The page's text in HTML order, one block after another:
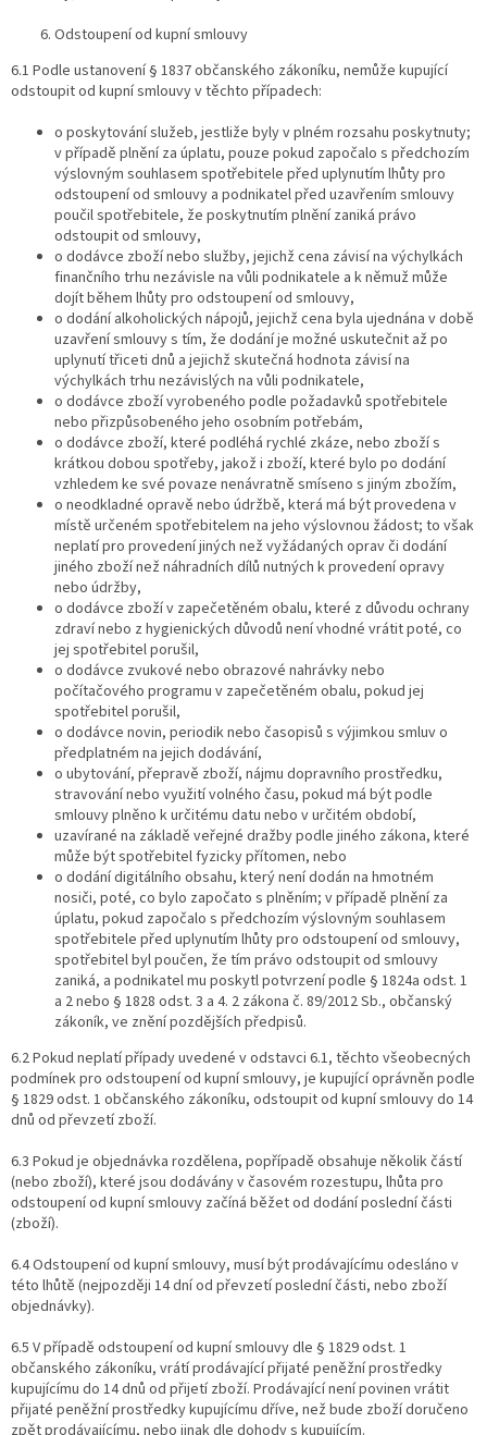
Odstoupení od kupní smlouvy
6.1 Podle ustanovení § 1837 občanského zákoníku, nemůže kupující
odstoupit od kupní smlouvy v těchto případech:
o poskytování služeb, jestliže byly v plném rozsahu poskytnuty;
v případě plnění za úplatu, pouze pokud započalo s předchozím
výslovným souhlasem spotřebitele před uplynutím lhůty pro
odstoupení od smlouvy a podnikatel před uzavřením smlouvy
poučil spotřebitele, že poskytnutím plnění zaniká právo
odstoupit od smlouvy,
o dodávce zboží nebo služby, jejichž cena závisí na výchylkách
finančního trhu nezávisle na vůli podnikatele a k němuž může
dojít během lhůty pro odstoupení od smlouvy,
o dodání alkoholických nápojů, jejichž cena byla ujednána v době
uzavření smlouvy s tím, že dodání je možné uskutečnit až po
uplynutí třiceti dnů a jejichž skutečná hodnota závisí na
výchylkách trhu nezávislých na vůli podnikatele,
o dodávce zboží vyrobeného podle požadavků spotřebitele
nebo přizpůsobeného jeho osobním potřebám,
o dodávce zboží, které podléhá rychlé zkáze, nebo zboží s
krátkou dobou spotřeby, jakož i zboží, které bylo po dodání
vzhledem ke své povaze nenávratně smíseno s jiným zbožím,
o neodkladné opravě nebo údržbě, která má být provedena v
místě určeném spotřebitelem na jeho výslovnou žádost; to však
neplatí pro provedení jiných než vyžádaných oprav či dodání
jiného zboží než náhradních dílů nutných k provedení opravy
nebo údržby,
o dodávce zboží v zapečetěném obalu, které z důvodu ochrany
zdraví nebo z hygienických důvodů není vhodné vrátit poté, co
jej spotřebitel porušil,
o dodávce zvukové nebo obrazové nahrávky nebo
počítačového programu v zapečetěném obalu, pokud jej
spotřebitel porušil,
o dodávce novin, periodik nebo časopisů s výjimkou smluv o
předplatném na jejich dodávání,
o ubytování, přepravě zboží, nájmu dopravního prostředku,
stravování nebo využití volného času, pokud má být podle
smlouvy plněno k určitému datu nebo v určitém období,
uzavírané na základě veřejné dražby podle jiného zákona, které
může být spotřebitel fyzicky přítomen, nebo
o dodání digitálního obsahu, který není dodán na hmotném
nosiči, poté, co bylo započato s plněním; v případě plnění za
úplatu, pokud započalo s předchozím výslovným souhlasem
spotřebitele před uplynutím lhůty pro odstoupení od smlouvy,
spotřebitel byl poučen, že tím právo odstoupit od smlouvy
zaniká, a podnikatel mu poskytl potvrzení podle § 1824a odst. 1
a 2 nebo § 1828 odst. 3 a 4. 2 zákona č. 89/2012 Sb., občanský
zákoník, ve znění pozdějších předpisů.
6.2 Pokud neplatí případy uvedené v odstavci 6.1, těchto všeobecných
podmínek pro odstoupení od kupní smlouvy, je kupující oprávněn podle
§ 1829 odst. 1 občanského zákoníku, odstoupit od kupní smlouvy do 14
dnů od převzetí zboží.
6.3 Pokud je objednávka rozdělena, popřípadě obsahuje několik částí
(nebo zboží), které jsou dodávány v časovém rozestupu, lhůta pro
odstoupení od kupní smlouvy začíná běžet od dodání poslední části
(zboží).
6.4 Odstoupení od kupní smlouvy, musí být prodávajícímu odesláno v
této lhůtě (nejpozději 14 dní od převzetí poslední části, nebo zboží
objednávky).
6.5 V případě odstoupení od kupní smlouvy dle § 1829 odst. 1
občanského zákoníku, vrátí prodávající přijaté peněžní prostředky
kupujícímu do ​14 dnů ​od přijetí zboží. Prodávající není povinen vrátit
přijaté peněžní prostředky kupujícímu dříve, než bude zboží doručeno
zpět prodávajícímu, nebo jinak dle dohody s kupujícím.